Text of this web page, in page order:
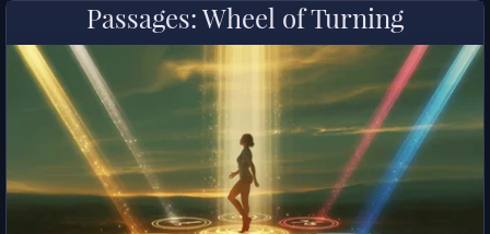
Passages: Wheel of Turning